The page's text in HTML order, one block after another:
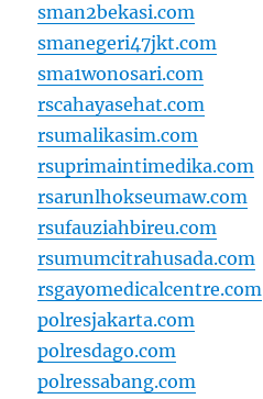
sman2bekasi.com
smanegeri47jkt.com
sma1wonosari.com
rscahayasehat.com
rsumalikasim.com
rsuprimaintimedika.com
rsarunlhokseumaw.com
rsufauziahbireu.com
rsumumcitrahusada.com
rsgayomedicalcentre.com
polresjakarta.com
polresdago.com
polressabang.com